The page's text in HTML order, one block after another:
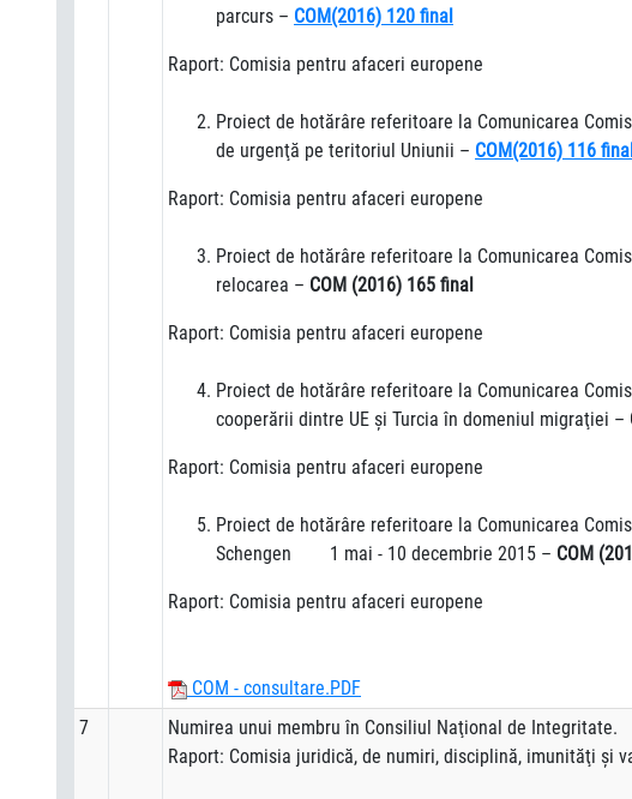
parcurs – COM(2016) 120 final
Raport: Comisia pentru afaceri europene
Proiect de hotărâre referitoare la Comunicarea
de urgenţă pe teritoriul Uniunii – COM(2016) 116 final
Raport: Comisia pentru afaceri europene
Proiect de hotărâre referitoare la Comunicarea
relocarea – COM (2016) 165 final
Raport: Comisia pentru afaceri europene
Proiect de hotărâre referitoare la Comunicarea
cooperării dintre UE şi Turcia în domeniul migraţiei –
Raport: Comisia pentru afaceri europene
Proiect de hotărâre referitoare la Comunicarea
Schengen 1 mai - 10 decembrie 2015 – COM
Raport: Comisia pentru afaceri europene
COM - consultare.PDF
7
Numirea unui membru în Consiliul Naţional de Integritate.
Raport: Comisia juridică, de numiri, disciplină, imunităţi şi